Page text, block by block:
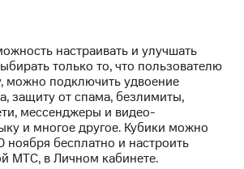
настраивать и улучшать
только то, что пользователю
можно подключить удвоение
защиту от спама, безлимиты,
мессенджеры и видео-
и многое другое. Кубики можно
бесплатно и настроить
МТС, в Личном кабинете.